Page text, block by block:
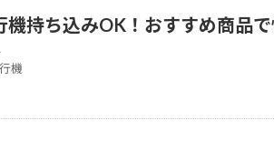
機持ち込みOK！おすすめ商品
機